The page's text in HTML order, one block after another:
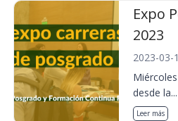
Expo
2023
2023-03-
desde la...
Leer más